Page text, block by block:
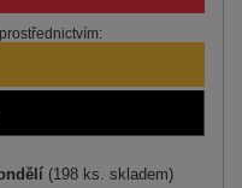
(198 ks. skladem)